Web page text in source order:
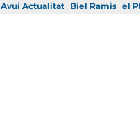
Avui Actualitat Biel Ramis el PI